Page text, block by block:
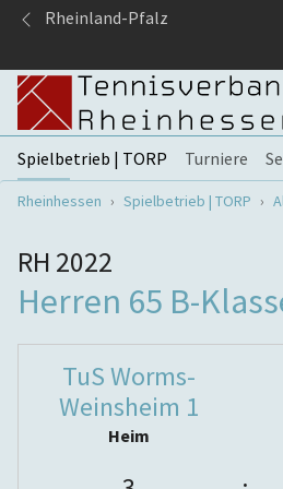
Springe zum Seiteninhalt
Rheinland-Pfalz
Spielbetrieb | TORP Turniere
Sie sind hier:
Rheinhessen Spielbetrieb | TORP
RH 2022
Herren 65 B-
TuS Worms-
Weinsheim 1
Heim